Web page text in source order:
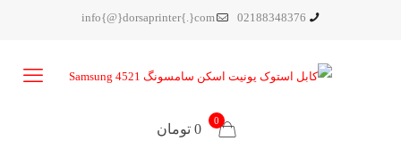
02188348376
info{@}dorsaprinter{.}com
0
0 تومان